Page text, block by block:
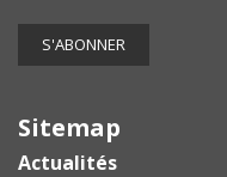
Sitemap
Actualités